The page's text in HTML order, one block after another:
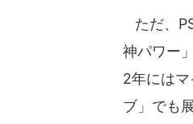
ただ、
神パワー
2年には
ブ」でも